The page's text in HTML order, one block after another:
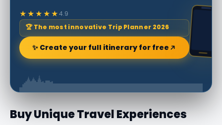
★★★★★4.9
🏆 The most innovative Trip Planner 2026
✨ Create your full itinerary for free
Buy Unique Travel Experiences